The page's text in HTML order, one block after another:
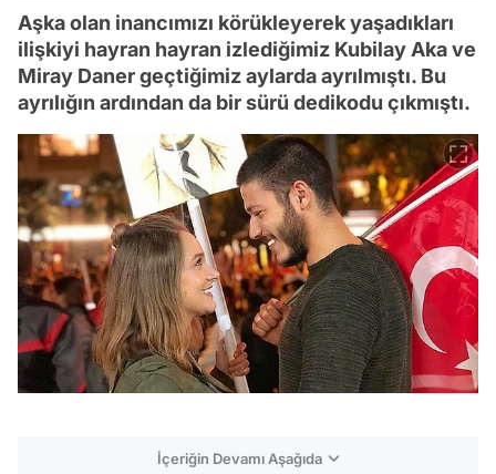
Aşka olan inancımızı körükleyerek yaşadıkları
ilişkiyi hayran hayran izlediğimiz Kubilay Aka ve
Miray Daner geçtiğimiz aylarda ayrılmıştı. Bu
ayrılığın ardından da bir sürü dedikodu çıkmıştı.
İçeriğin Devamı Aşağıda